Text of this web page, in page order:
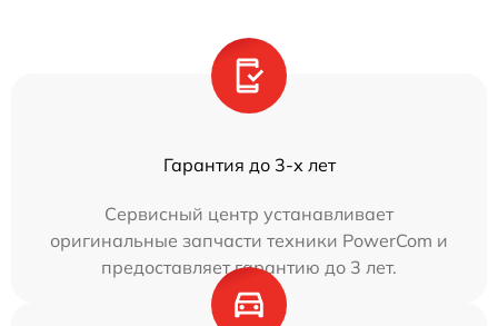
Гарантия до 3-х лет
Сервисный центр устанавливает
оригинальные запчасти техники PowerCom и
предоставляет гарантию до 3 лет.